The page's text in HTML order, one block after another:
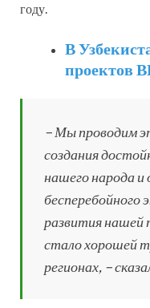
году.
В
проектов
– Мы проводим
создания
нашего народа и
бесперебойного
развития
стало хорошей
регионах, –